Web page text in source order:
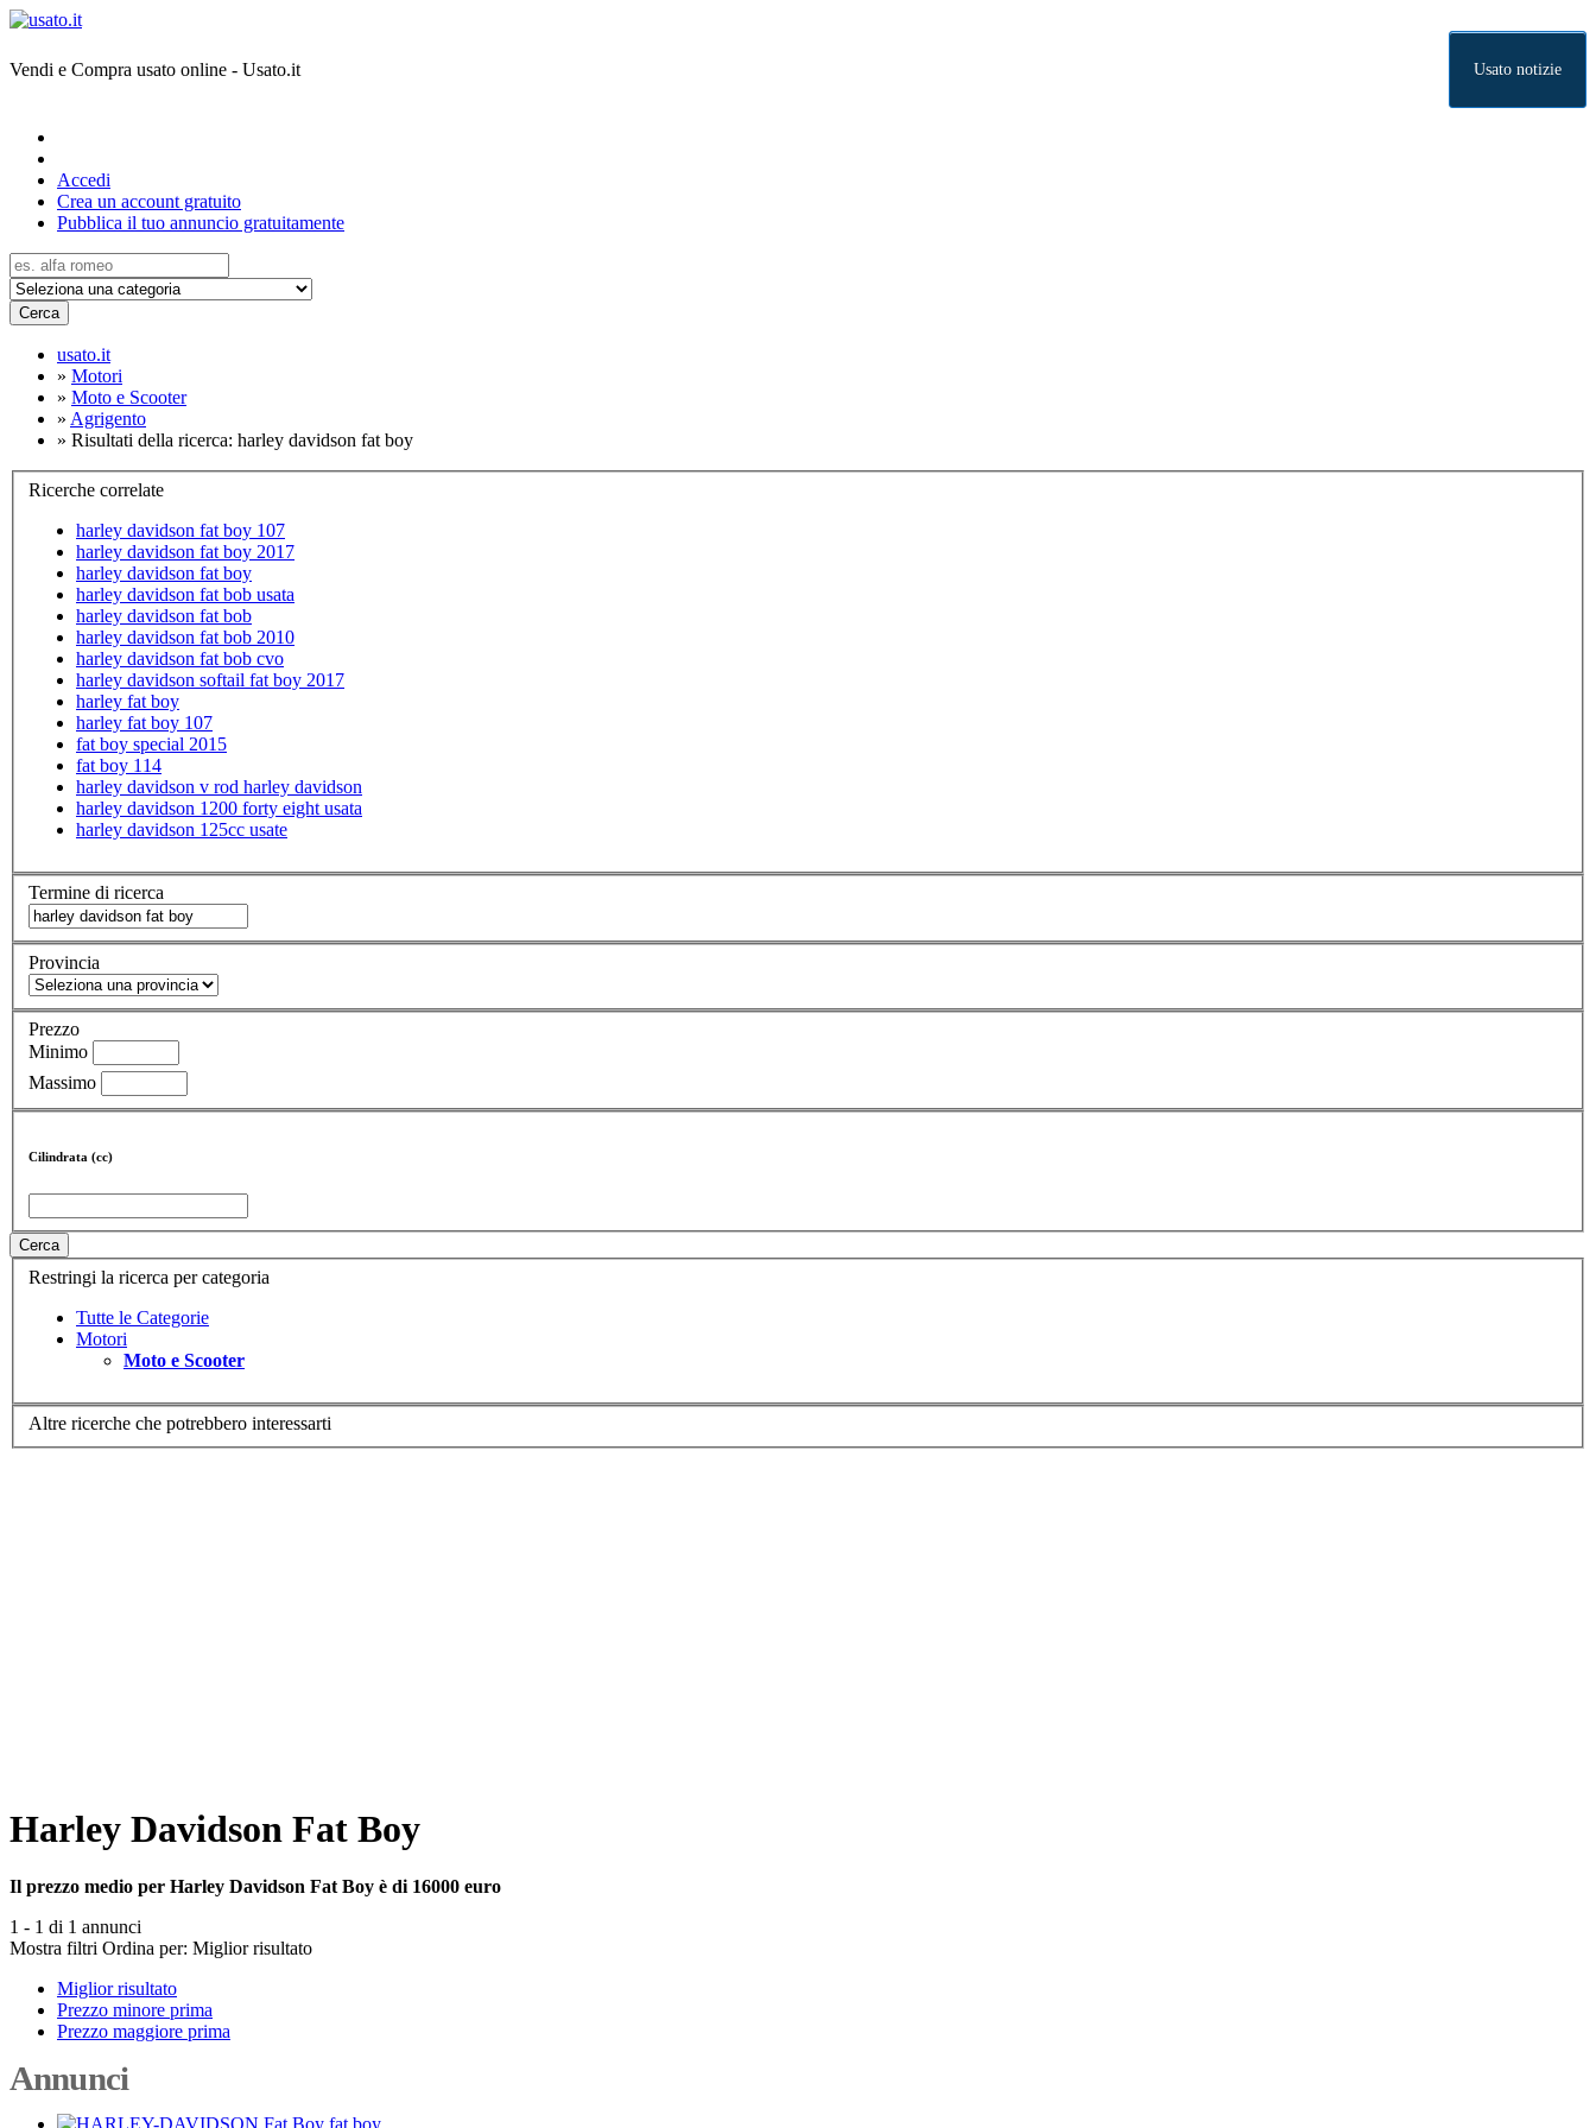
Vendi e Compra usato online - Usato.it Usato notizie
Accedi
Crea un account gratuito
Pubblica il tuo annuncio gratuitamente
Cerca
usato.it
» Motori
» Moto e Scooter
» Agrigento
» Risultati della ricerca: harley davidson fat boy
Ricerche correlate
harley davidson fat boy 107
harley davidson fat boy 2017
harley davidson fat boy
harley davidson fat bob usata
harley davidson fat bob
harley davidson fat bob 2010
harley davidson fat bob cvo
harley davidson softail fat boy 2017
harley fat boy
harley fat boy 107
fat boy special 2015
fat boy 114
harley davidson v rod harley davidson
harley davidson 1200 forty eight usata
harley davidson 125cc usate
Termine di ricerca
Provincia
Prezzo
Minimo
Massimo
Cilindrata (cc)
Cerca
Restringi la ricerca per categoria
Tutte le Categorie
Motori
Moto e Scooter
Altre ricerche che potrebbero interessarti
Harley Davidson Fat Boy
Il prezzo medio per Harley Davidson Fat Boy è di 16000 euro
1 - 1 di 1 annunci
Mostra filtri Ordina per: Miglior risultato
Miglior risultato
Prezzo minore prima
Prezzo maggiore prima
Annunci